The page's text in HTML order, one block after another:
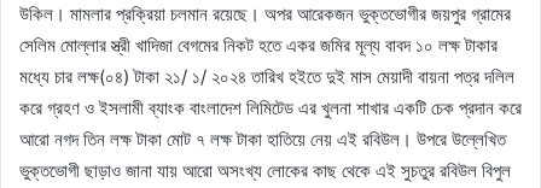
উকিল। মামলার প্রক্রিয়া চলমান রয়েছে। অপর আরেকজন ভুক্তভোগীর জয়পুর গ্রামের
সেলিম মোল্লার স্ত্রী খাদিজা বেগমের নিকট হতে একর জমির মূল্য বাবদ ১০ লক্ষ টাকার
মধ্যে চার লক্ষ(০৪) টাকা ২১/ ১/ ২০২৪ তারিখ হইতে দুই মাস মেয়াদী বায়না পত্র দলিল
করে গ্রহণ ও ইসলামী ব্যাংক বাংলাদেশ লিমিটেড এর খুলনা শাখার একটি চেক প্রদান করে
আরো নগদ তিন লক্ষ টাকা মোট ৭ লক্ষ টাকা হাতিয়ে নেয় এই রবিউল। উপরে উল্লেখিত
ভুক্তভোগী ছাড়াও জানা যায় আরো অসংখ্য লোকের কাছ থেকে এই সুচতুর রবিউল বিপুল